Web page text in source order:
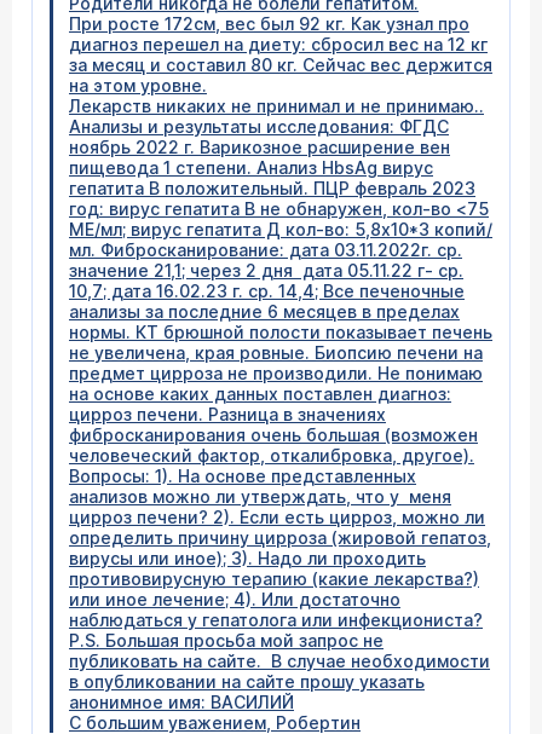
При росте 172см, вес был 92 кг. Как узнал про
диагноз перешел на диету: сбросил вес на 12 кг
за месяц и составил 80 кг. Сейчас вес держится
на этом уровне.
Лекарств никаких не принимал и не принимаю..
Анализы и результаты исследования: ФГДС
ноябрь 2022 г. Варикозное расширение вен
пищевода 1 степени. Анализ HbsAg вирус
гепатита В положительный. ПЦР февраль 2023
год: вирус гепатита В не обнаружен, кол-во <75
МЕ/мл; вирус гепатита Д кол-во: 5,8х10*3 копий/
мл. Фибросканирование: дата 03.11.2022г. ср.
значение 21,1; через 2 дня дата 05.11.22 г- ср.
10,7; дата 16.02.23 г. ср. 14,4; Все печеночные
анализы за последние 6 месяцев в пределах
нормы. КТ брюшной полости показывает печень
не увеличена, края ровные. Биопсию печени на
предмет цирроза не производили. Не понимаю
на основе каких данных поставлен диагноз:
цирроз печени. Разница в значениях
фибросканирования очень большая (возможен
человеческий фактор, откалибровка, другое).
Вопросы: 1). На основе представленных
анализов можно ли утверждать, что у меня
цирроз печени? 2). Если есть цирроз, можно ли
определить причину цирроза (жировой гепатоз,
вирусы или иное); 3). Надо ли проходить
противовирусную терапию (какие лекарства?)
или иное лечение; 4). Или достаточно
наблюдаться у гепатолога или инфекциониста?
P.S. Большая просьба мой запрос не
публиковать на сайте. В случае необходимости
в опубликовании на сайте прошу указать
анонимное имя: ВАСИЛИЙ
С большим уважением, Робертин